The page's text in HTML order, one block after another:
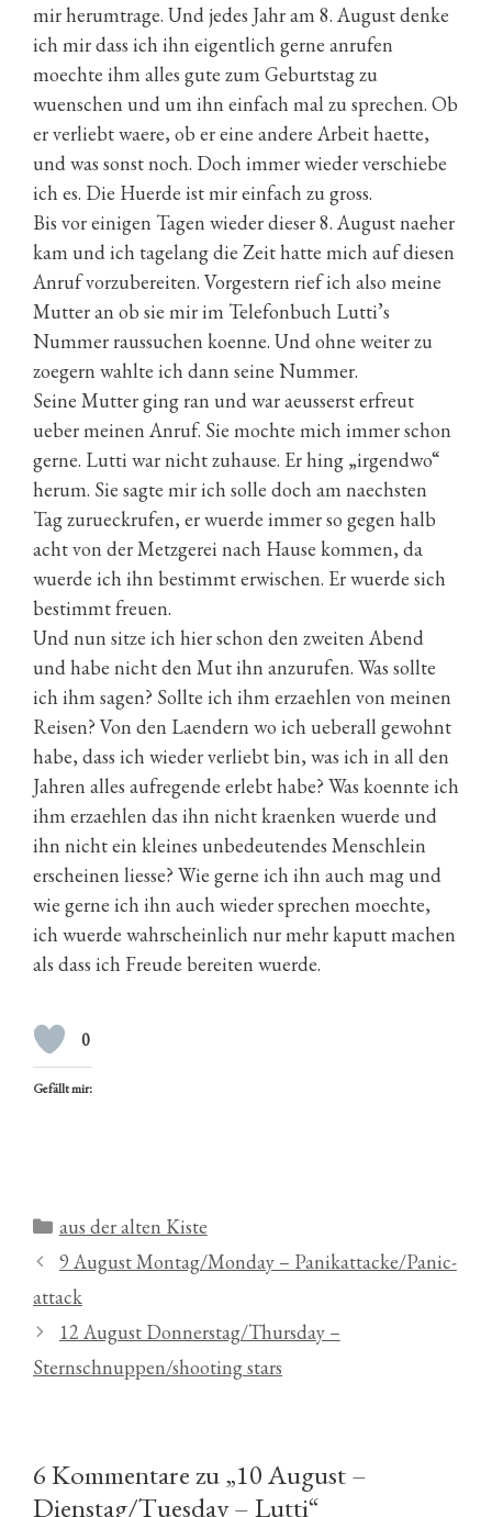
mir herumtrage. Und jedes Jahr am 8. August denke
ich mir dass ich ihn eigentlich gerne anrufen
moechte ihm alles gute zum Geburtstag zu
wuenschen und um ihn einfach mal zu sprechen. Ob
er verliebt waere, ob er eine andere Arbeit haette,
und was sonst noch. Doch immer wieder verschiebe
ich es. Die Huerde ist mir einfach zu gross.
Bis vor einigen Tagen wieder dieser 8. August naeher
kam und ich tagelang die Zeit hatte mich auf diesen
Anruf vorzubereiten. Vorgestern rief ich also meine
Mutter an ob sie mir im Telefonbuch Lutti’s
Nummer raussuchen koenne. Und ohne weiter zu
zoegern wahlte ich dann seine Nummer.
Seine Mutter ging ran und war aeusserst erfreut
ueber meinen Anruf. Sie mochte mich immer schon
gerne. Lutti war nicht zuhause. Er hing „irgendwo“
herum. Sie sagte mir ich solle doch am naechsten
Tag zurueckrufen, er wuerde immer so gegen halb
acht von der Metzgerei nach Hause kommen, da
wuerde ich ihn bestimmt erwischen. Er wuerde sich
bestimmt freuen.
Und nun sitze ich hier schon den zweiten Abend
und habe nicht den Mut ihn anzurufen. Was sollte
ich ihm sagen? Sollte ich ihm erzaehlen von meinen
Reisen? Von den Laendern wo ich ueberall gewohnt
habe, dass ich wieder verliebt bin, was ich in all den
Jahren alles aufregende erlebt habe? Was koennte ich
ihm erzaehlen das ihn nicht kraenken wuerde und
ihn nicht ein kleines unbedeutendes Menschlein
erscheinen liesse? Wie gerne ich ihn auch mag und
wie gerne ich ihn auch wieder sprechen moechte,
ich wuerde wahrscheinlich nur mehr kaputt machen
als dass ich Freude bereiten wuerde.
0
Gefällt mir:
Kategorien
aus der alten Kiste
9 August Montag/Monday – Panikattacke/Panic-
attack
12 August Donnerstag/Thursday –
Sternschnuppen/shooting stars
6 Kommentare zu „10 August –
Dienstag/Tuesday – Lutti“